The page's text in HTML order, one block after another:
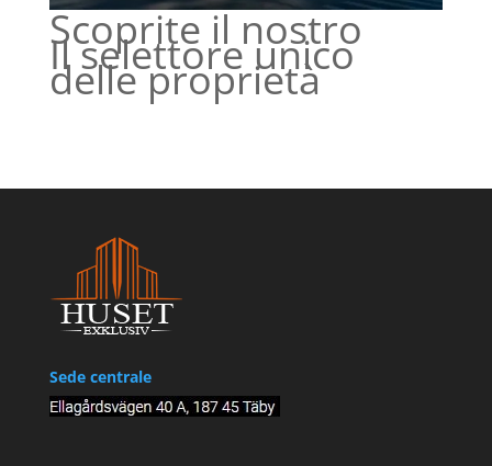
Scoprite il nostro
Il selettore unico
delle proprietà
Sede centrale